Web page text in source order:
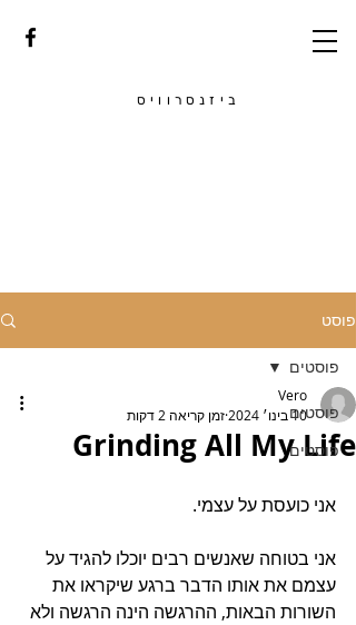
ביזנסרוויס
פוסט
פוסטים
פוסטים
פוסטים
Grinding All My Life
Vero
10 בינו׳ 2024
זמן קריאה 2 דקות
אני כועסת על עצמי.
אני בטוחה שאנשים רבים יוכלו להגיד על
עצמם את אותו הדבר ברגע שיקראו את
השורות הבאות, ההרגשה הינה הרגשה ולא